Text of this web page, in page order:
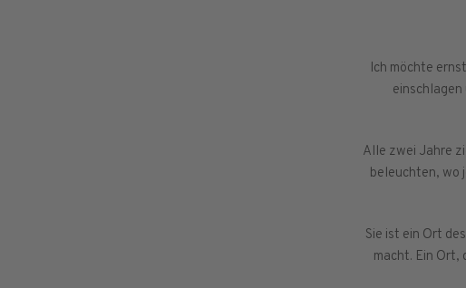
Ich möchte
einschlagen
Alle zwei Jahre
beleuchten, wo
Sie ist ein Ort
macht. Ein Ort,